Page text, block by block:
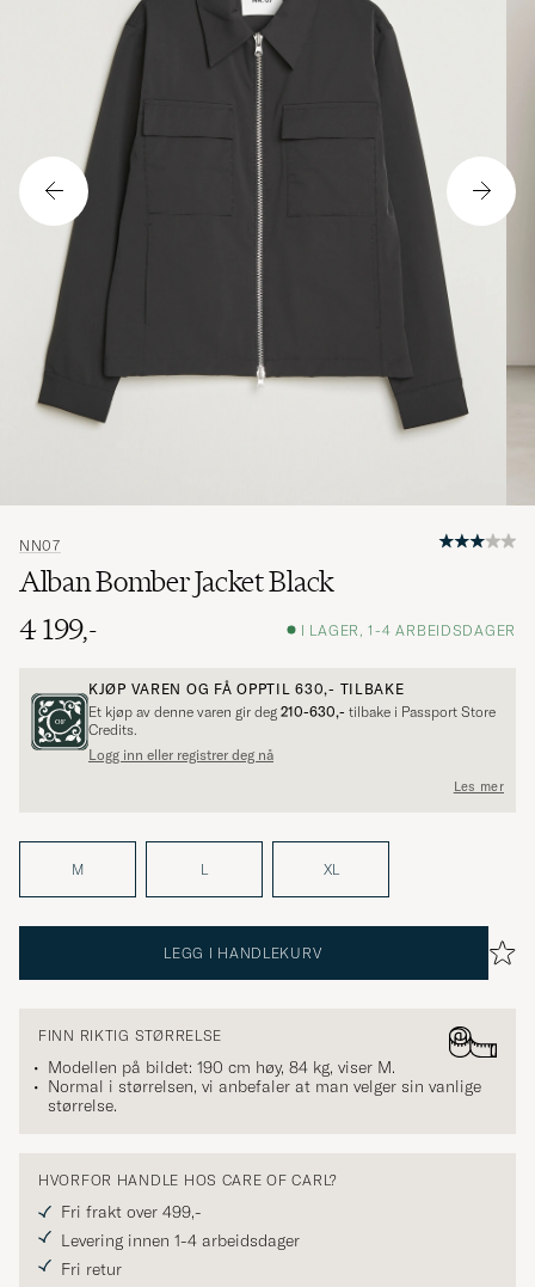
NN07
Alban Bomber Jacket Black
4 199,-
I LAGER, 1-4 ARBEIDSDAGER
KJØP VAREN OG FÅ OPPTIL630,- TILBAKE
Et kjøp av denne varen gir deg 210-630,- tilbake i Passport Store
Credits.
Logg inn eller registrer deg nå
Les mer
M L XL
LEGG I HANDLEKURV
FINN RIKTIG STØRRELSE
Modellen på bildet: 190 cm høy, 84 kg, viser M.
Normal i størrelsen, vi anbefaler at man velger sin vanlige
størrelse.
HVORFOR HANDLE HOS CARE OF CARL?
Fri frakt over 499,-
Levering innen 1-4 arbeidsdager
Fri retur